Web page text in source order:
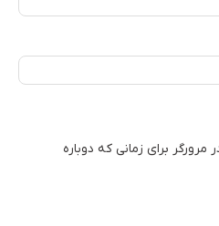
برای زمانی که دوباره